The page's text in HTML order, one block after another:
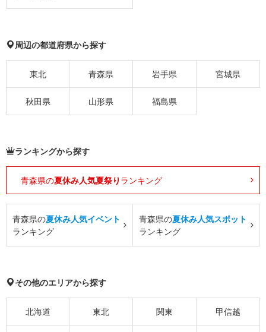
周辺の都道府県から探す
東北 青森県 岩手県 宮城県
秋田県 山形県 福島県
ランキングから探す
青森県の夏休み人気夏祭り ランキング
青森県の夏休み人気イベント
ランキング
青森県の夏休み人気スポット
ランキング
その他のエリアから探す
北海道 東北 関東 甲信越